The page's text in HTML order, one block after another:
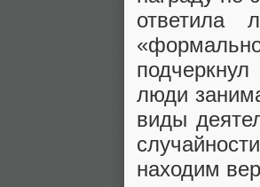
ответила
люди
виды
находим